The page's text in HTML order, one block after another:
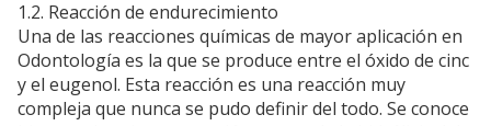
1.2. Reacción de endurecimiento
Una de las reacciones químicas de mayor aplicación en
Odontología es la que se produce entre el óxido de cinc
y el eugenol. Esta reacción es una reacción muy
compleja que nunca se pudo definir del todo. Se conoce